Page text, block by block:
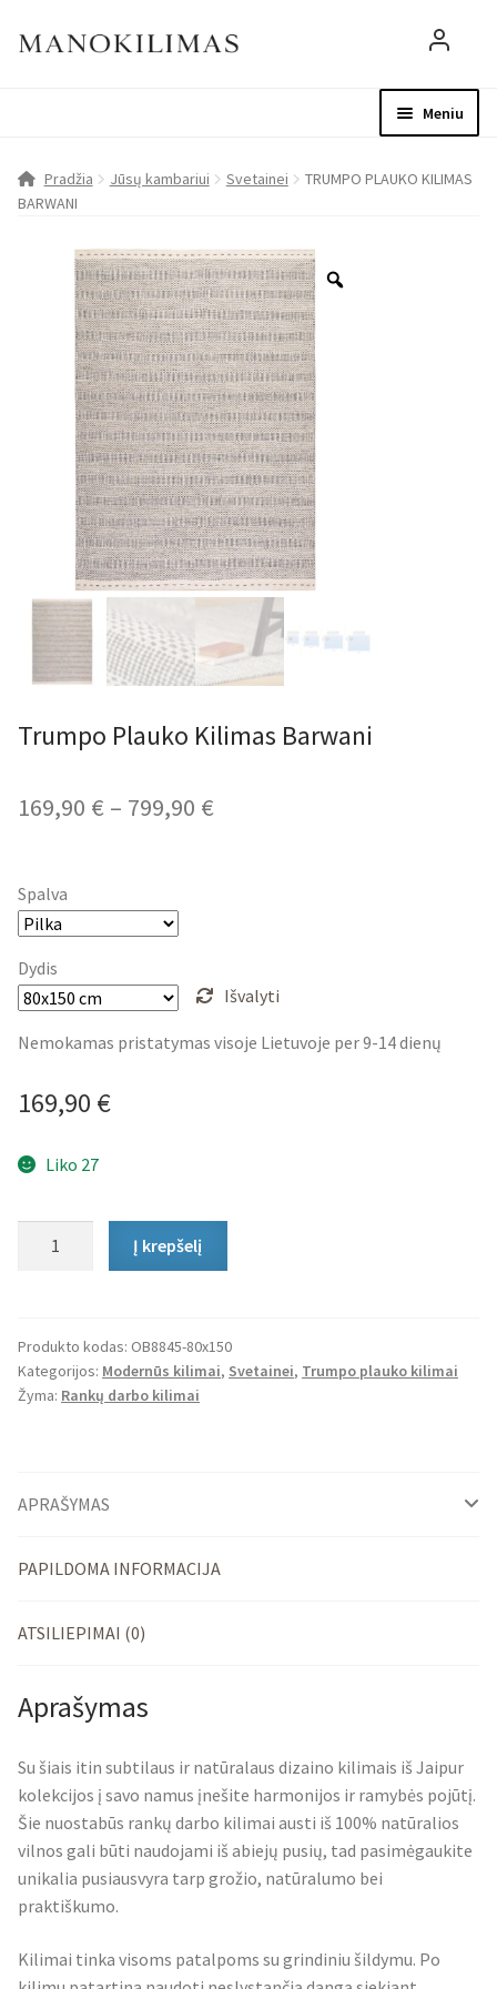
Meniu
Patarimai
Apie mus
Paskyra
Pradžia Jūsų kambariui Svetainei
TRUMPO PLAUKO KILIMAS
BARWANI
Trumpo Plauko Kilimas Barwani
169,90 € – 799,90 €
Spalva
Dydis
Išvalyti
Nemokamas pristatymas visoje Lietuvoje per 9-14 dienų
169,90 €
Liko 27
Kilimas
Barwani
Į krepšelį
Produkto kodas: OB8845-80x150
Kategorijos: Modernūs kilimai, Svetainei, Trumpo plauko kilimai
Žyma: Rankų darbo kilimai
APRAŠYMAS
PAPILDOMA INFORMACIJA
ATSILIEPIMAI (0)
Aprašymas
Su šiais itin subtilaus ir natūralaus dizaino kilimais iš Jaipur
kolekcijos į savo namus įnešite harmonijos ir ramybės pojūtį.
Šie nuostabūs rankų darbo kilimai austi iš 100% natūralios
vilnos gali būti naudojami iš abiejų pusių, tad pasimėgaukite
unikalia pusiausvyra tarp grožio, natūralumo bei
praktiškumo.
Kilimai tinka visoms patalpoms su grindiniu šildymu. Po